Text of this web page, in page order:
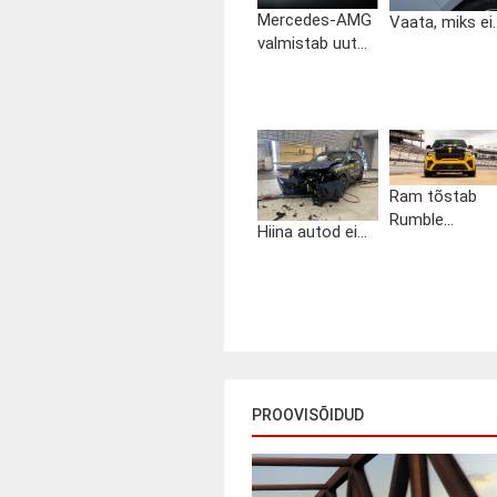
Mercedes-AMG
valmistab uut...
Vaata, miks
Hiina autod ei...
Ram tõstab
Rumble...
PROOVISÕIDUD